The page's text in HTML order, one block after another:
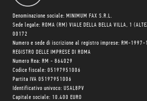
Denominazione sociale: MINIMUM FAX S.R.L.
Sede legale: ROMA (RM) VIALE DELLA BELLA VILLA, 1
00172
Numero e sede di iscrizione al registro imprese: RM-
REGISTRO DELLE IMPRESE DI ROMA
Numero Rea: RM - 864029
Codice fiscale: 05197951006
Partita IVA 05197951006
Identificativo univoco: USAL8PV
Capitale sociale: 10.400 EURO